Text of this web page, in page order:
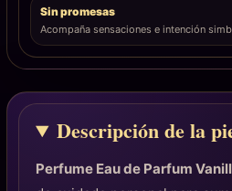
Sin promesas
Acompaña sensaciones e intención
Descripción de la
Perfume Eau de Parfum